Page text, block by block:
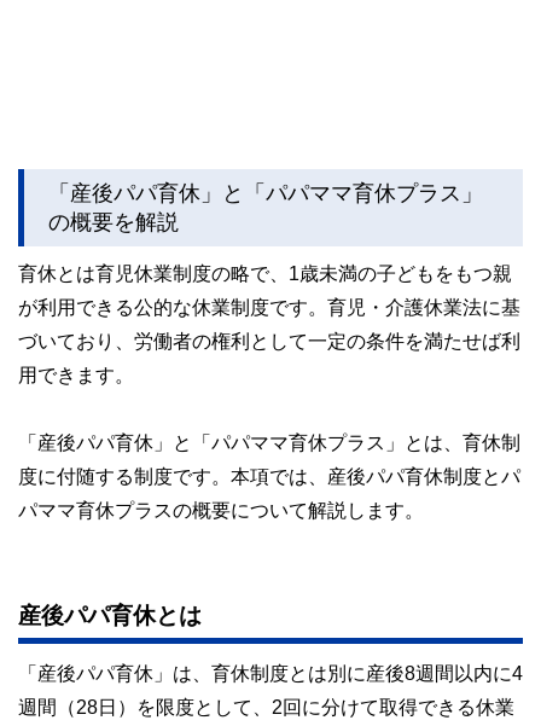
「産後パパ育休」と「パパママ育休プラス」
の概要を解説
育休とは育児休業制度の略で、1歳未満の子どもをもつ親
が利用できる公的な休業制度です。育児・介護休業法に基
づいており、労働者の権利として一定の条件を満たせば利
用できます。
「産後パパ育休」と「パパママ育休プラス」とは、育休制
度に付随する制度です。本項では、産後パパ育休制度とパ
パママ育休プラスの概要について解説します。
産後パパ育休とは
「産後パパ育休」は、育休制度とは別に産後8週間以内に4
週間（28日）を限度として、2回に分けて取得できる休業